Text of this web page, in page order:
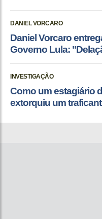
DANIEL VORCARO
Daniel Vorcaro
Governo Lula:
INVESTIGAÇÃO
Como um estagiário
extorquiu um